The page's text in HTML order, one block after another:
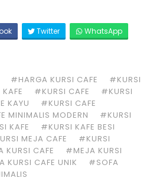
Twitter
WhatsApp
#HARGA KURSI CAFE
#KURSI
#KURSI CAFE
#KURSI
KAYU
#KURSI CAFE
MINIMALIS MODERN
#KURSI
KAFE
#KURSI KAFE BESI
MEJA CAFE
#KURSI
KURSI CAFE
#MEJA KURSI
KURSI CAFE UNIK
#SOFA